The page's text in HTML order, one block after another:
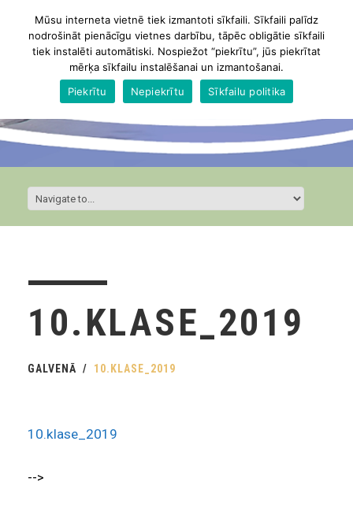
10.KLASE_2019
GALVENĀ 10.KLASE_2019
10.klase_2019
-->
Mūsu interneta vietnē tiek izmantoti sīkfaili. Sīkfaili palīdz
nodrošināt pienācīgu vietnes darbību, tāpēc obligātie sīkfaili
tiek instalēti automātiski. Nospiežot “piekrītu”, jūs piekrītat
mērķa sīkfailu instalēšanai un izmantošanai.
Piekrītu
Nepiekrītu Sīkfailu politika